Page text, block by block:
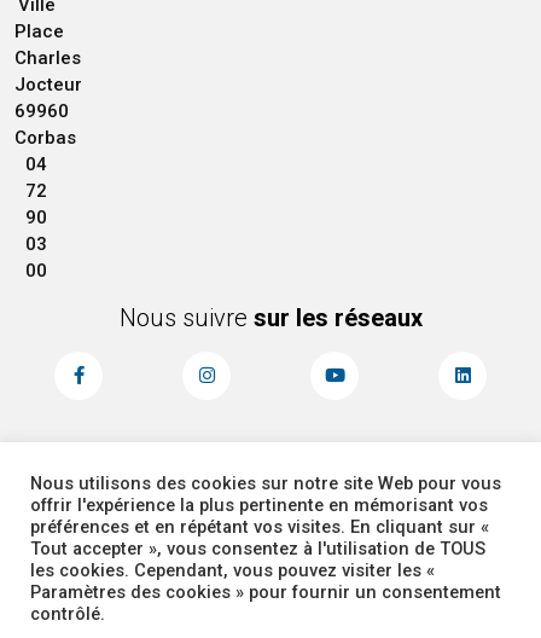
Ville
Place
Charles
Jocteur
69960
Corbas
04
72
90
03
00
Nous suivre sur les réseaux
MENTIONS LÉGALES
PLAN DU SITE
ACCESSIBILITÉ
ADMINISTRATEUR
COOKIES
Nous utilisons des cookies sur notre site Web pour vous
offrir l'expérience la plus pertinente en mémorisant vos
préférences et en répétant vos visites. En cliquant sur «
Tout accepter », vous consentez à l'utilisation de TOUS
les cookies. Cependant, vous pouvez visiter les «
Paramètres des cookies » pour fournir un consentement
contrôlé.